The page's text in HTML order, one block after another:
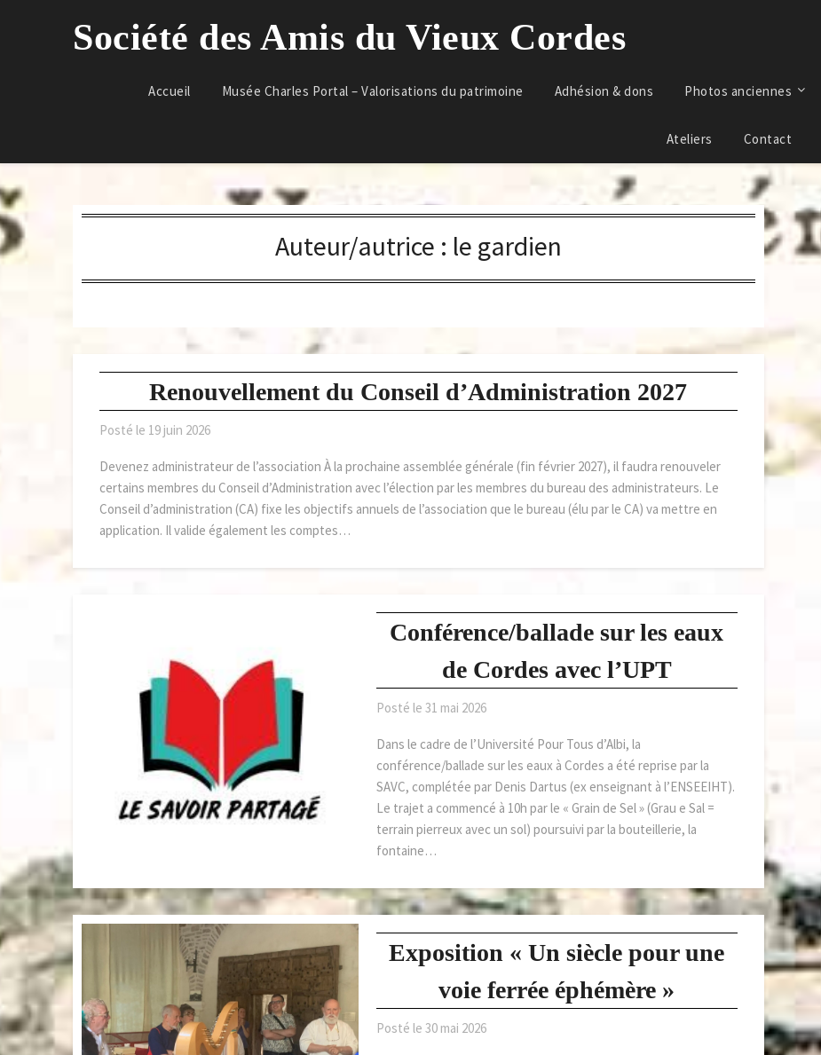
Société des Amis du Vieux Cordes
Accueil Musée Charles Portal – Valorisations du patrimoine Adhésion & dons Photos anciennes
Ateliers Contact
Auteur/autrice : le gardien
Renouvellement du Conseil d’Administration 2027
Posté le 19 juin 2026
Devenez administrateur de l’association À la prochaine assemblée générale (fin février 2027), il faudra renouveler
certains membres du Conseil d’Administration avec l’élection par les membres du bureau des administrateurs. Le
Conseil d’administration (CA) fixe les objectifs annuels de l’association que le bureau (élu par le CA) va mettre en
application. Il valide également les comptes…
Conférence/ballade sur les eaux
de Cordes avec l’UPT
Posté le 31 mai 2026
Dans le cadre de l’Université Pour Tous d’Albi, la
conférence/ballade sur les eaux à Cordes a été reprise par la
SAVC, complétée par Denis Dartus (ex enseignant à l’ENSEEIHT).
Le trajet a commencé à 10h par le « Grain de Sel » (Grau e Sal =
terrain pierreux avec un sol) poursuivi par la bouteillerie, la
fontaine…
Exposition « Un siècle pour une
voie ferrée éphémère »
Posté le 30 mai 2026